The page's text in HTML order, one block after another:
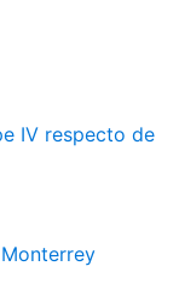
IV respecto de